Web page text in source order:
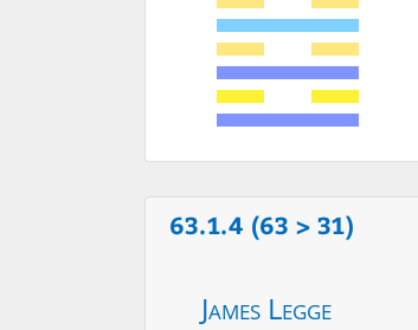
63.1.4 (63 > 31)
James Legge